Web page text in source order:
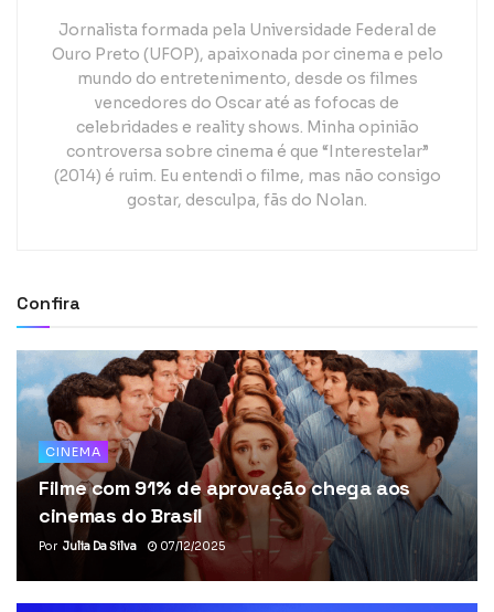
Jornalista formada pela Universidade Federal de
Ouro Preto (UFOP), apaixonada por cinema e pelo
mundo do entretenimento, desde os filmes
vencedores do Oscar até as fofocas de
celebridades e reality shows. Minha opinião
controversa sobre cinema é que “Interestelar”
(2014) é ruim. Eu entendi o filme, mas não consigo
gostar, desculpa, fãs do Nolan.
Confira
CINEMA
Filme com 91% de aprovação chega aos
cinemas do Brasil
Por Julia Da Silva 07/12/2025